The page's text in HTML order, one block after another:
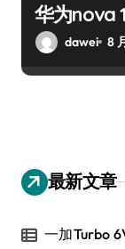
华为nova
dawei 8
最新文章
一加Turbo